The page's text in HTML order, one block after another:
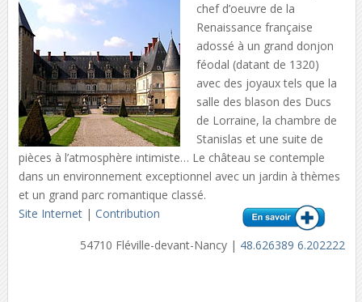
chef d’oeuvre de la
Renaissance française
adossé à un grand donjon
féodal (datant de 1320)
avec des joyaux tels que la
salle des blason des Ducs
de Lorraine, la chambre de
Stanislas et une suite de
pièces à l’atmosphère intimiste… Le château se contemple
dans un environnement exceptionnel avec un jardin à thèmes
et un grand parc romantique classé.
Site Internet| Contribution
54710 Fléville-devant-Nancy | 48.626389 6.202222